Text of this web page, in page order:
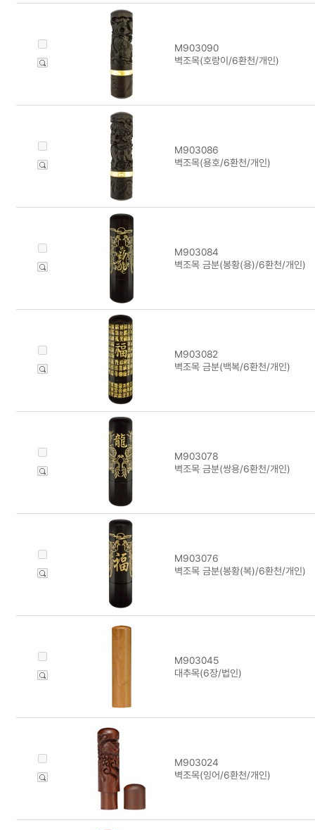
M903090
벽조목(호랑이/6환천/개인)
M903086
벽조목(용호/6환천/개인)
M903084
벽조목 금분(봉황(용)/6환천/개인)
M903082
벽조목 금분(백복/6환천/개인)
M903078
벽조목 금분(쌍용/6환천/개인)
M903076
벽조목 금분(봉황(복)/6환천/개인)
M903045
대추목(6장/법인)
M903024
벽조목(잉어/6환천/개인)